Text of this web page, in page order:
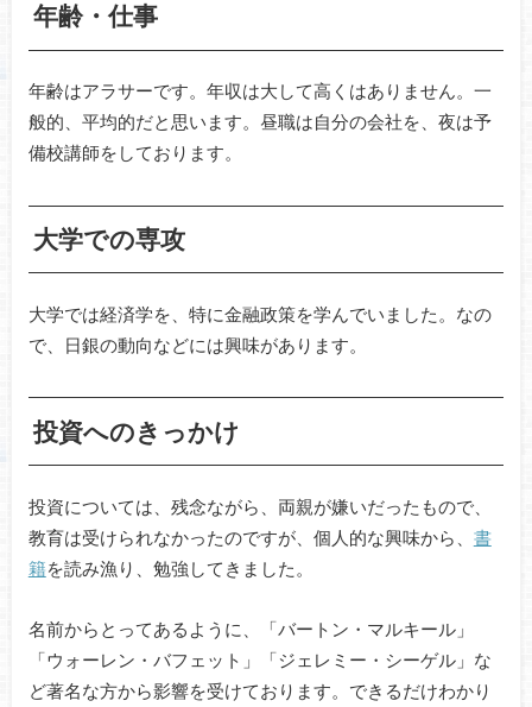
年齢・仕事
年齢はアラサーです。年収は大して高くはありません。一
般的、平均的だと思います。昼職は自分の会社を、夜は予
備校講師をしております。
大学での専攻
大学では経済学を、特に金融政策を学んでいました。なの
で、日銀の動向などには興味があります。
投資へのきっかけ
投資については、残念ながら、両親が嫌いだったもので、
教育は受けられなかったのですが、個人的な興味から、 書
籍を読み漁り、勉強してきました。
名前からとってあるように、「バートン・マルキール」
「ウォーレン・バフェット」「ジェレミー・シーゲル」な
ど著名な方から影響を受けております。できるだけわかり